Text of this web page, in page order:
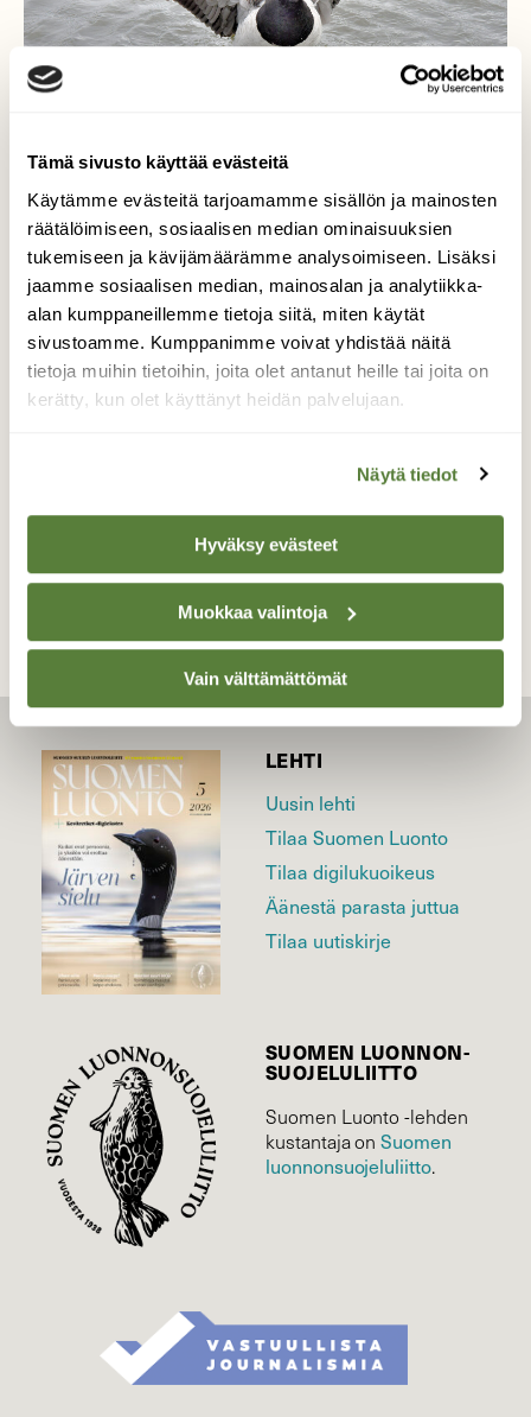
Tämä sivusto käyttää evästeitä
Käytämme evästeitä tarjoamamme sisällön ja mainosten
räätälöimiseen, sosiaalisen median ominaisuuksien
tukemiseen ja kävijämäärämme analysoimiseen. Lisäksi
jaamme sosiaalisen median, mainosalan ja analytiikka-
alan kumppaneillemme tietoja siitä, miten käytät
sivustoamme. Kumppanimme voivat yhdistää näitä
tietoja muihin tietoihin, joita olet antanut heille tai joita on
kerätty, kun olet käyttänyt heidän palvelujaan.
Näytä tiedot
Hyväksy evästeet
Muokkaa valintoja
Vain välttämättömät
Siipinäyttely
Sulkasadon jälkeen hanhella on
virheettömät sulat, joten eikun
etelänmatkalle.
TAKAISIN LISTAAN
LEHTI
Uusin lehti
Tilaa Suomen Luonto
Tilaa digilukuoikeus
Äänestä parasta juttua
Tilaa uutiskirje
SUOMEN LUONNON­
SUOJELU­LIITTO
Suomen Luonto -lehden
kustantaja onSuomen
luonnonsuojelu­liitto.